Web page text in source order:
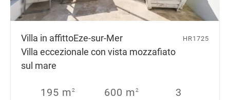
Villa in affittoEze-sur-Mer
Villa eccezionale con vista mozzafiato
sul mare
HR1725
195 m2 600 m2 3